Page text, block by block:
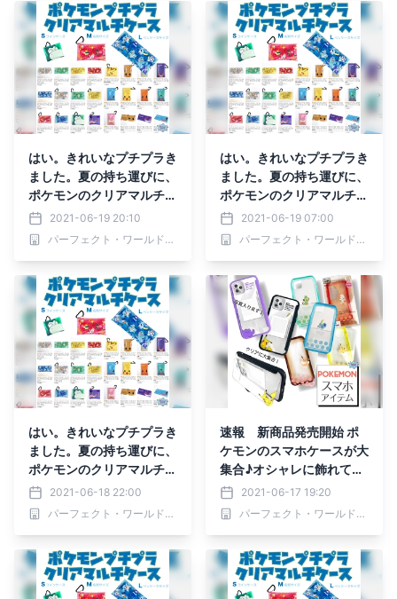
はい。きれいなプチプラき
ました。夏の持ち運びに、
ポケモンのクリアマルチケ
ースは３サイズ展開。
2021-06-19 20:10
パーフェクト・ワールド株式会社
はい。きれいなプチプラき
ました。夏の持ち運びに、
ポケモンのクリアマルチケ
ースは３サイズ展開。
2021-06-19 07:00
パーフェクト・ワールド株式会社
はい。きれいなプチプラき
ました。夏の持ち運びに、
ポケモンのクリアマルチケ
ースは３サイズ展開。
2021-06-18 22:00
パーフェクト・ワールド株式会社
速報 新商品発売開始 ポ
ケモンのスマホケースが大
集合♪オシャレに飾れて衝
撃にも強いアイフォンケー
スたち
2021-06-17 19:20
パーフェクト・ワールド株式会社